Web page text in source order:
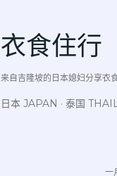
衣食住行
来自吉隆坡的日本媳妇分享
日本 JAPAN 泰国
一